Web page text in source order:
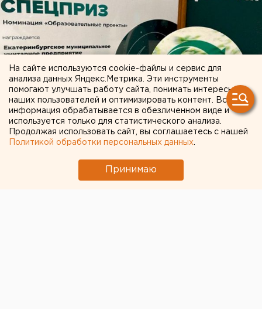
Команда «Спецавтобазы» проводит разные
На сайте используются cookie-файлы и сервис для
анализа данных Яндекс.Метрика. Эти инструменты
помогают улучшать работу сайта, понимать интересы
наших пользователей и оптимизировать контент. Вся
информация обрабатывается в обезличенном виде и
используется только для статистического анализа.
Продолжая использовать сайт, вы соглашаетесь с нашей
Политикой обработки персональных данных
Принимаю